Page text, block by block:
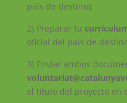
país de destino);
2) Preparar tu
oficial del país de
3) Enviar ambos
el título del proyecto en